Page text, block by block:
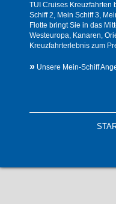
TUI Cruises Kreuzfahrten
Schiff 2, Mein Schiff 3,
Flotte bringt Sie in das
Westeuropa, Kanaren,
Kreuzfahrterlebnis zum
» Unsere Mein-Schiff